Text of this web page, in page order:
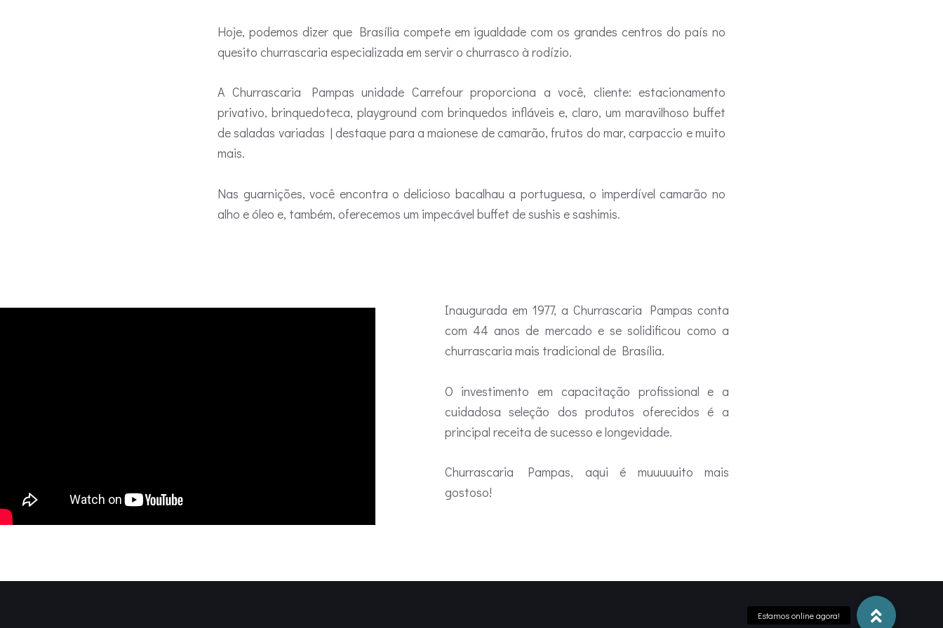
Hoje, podemos dizer que Brasília compete em igualdade com os grandes centros do país no
quesito churrascaria especializada em servir o churrasco à rodízio.
A Churrascaria Pampas unidade Carrefour proporciona a você, cliente: estacionamento
privativo, brinquedoteca, playground com brinquedos infláveis e, claro, um maravilhoso buffet
de saladas variadas | destaque para a maionese de camarão, frutos do mar, carpaccio e muito
mais.
Nas guarnições, você encontra o delicioso bacalhau a portuguesa, o imperdível camarão no
alho e óleo e, também, oferecemos um impecável buffet de sushis e sashimis.
Inaugurada em 1977, a Churrascaria Pampas conta
com 44 anos de mercado e se solidificou como a
churrascaria mais tradicional de Brasília.
O investimento em capacitação profissional e a
cuidadosa seleção dos produtos oferecidos é a
principal receita de sucesso e longevidade.
Churrascaria Pampas, aqui é muuuuuito mais
gostoso!